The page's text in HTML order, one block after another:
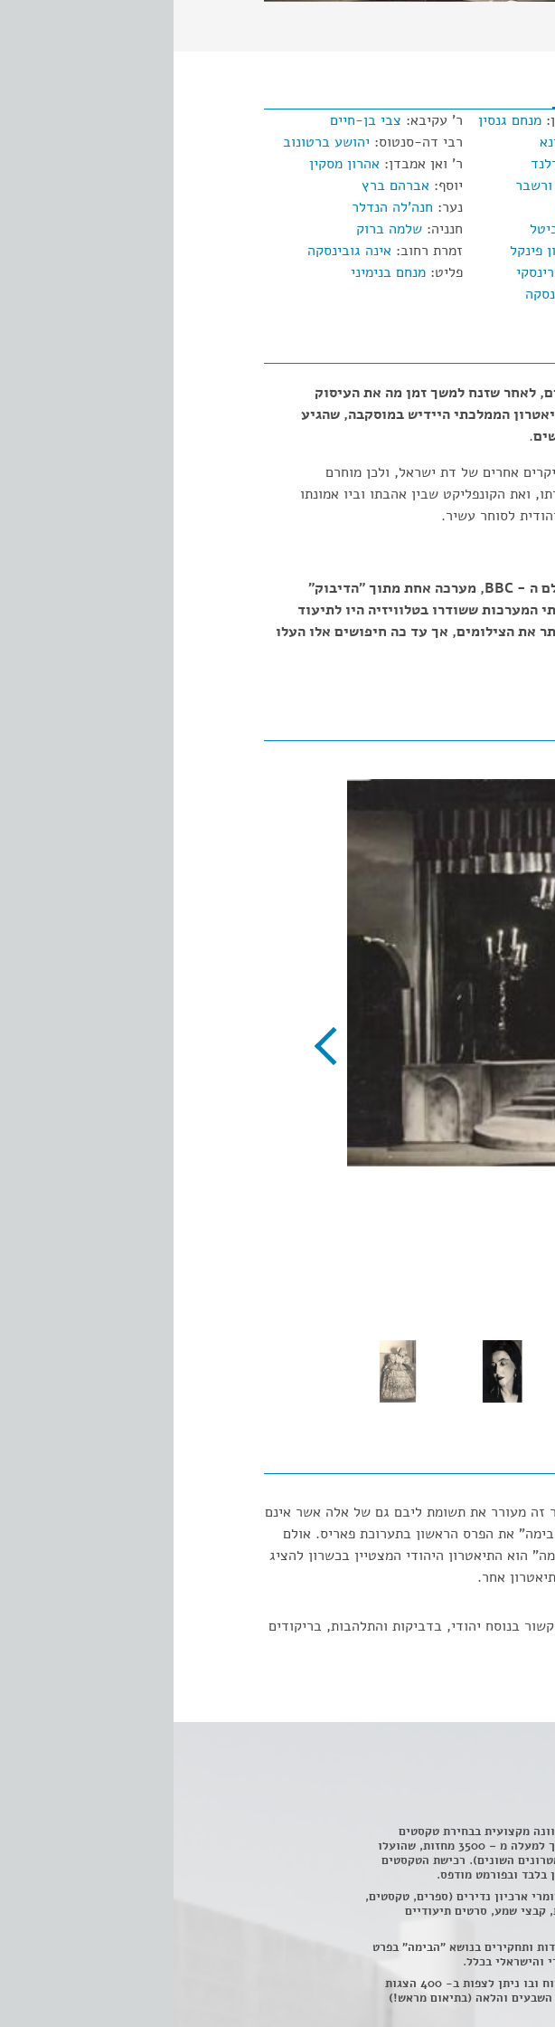
מנחם גנסין
ורשבר
פינקל
ר' עקיבא: צבי בן-חיים
רבי דה-סנטוס: יהושע ברטונוב
ר' ואן אמבדן: אהרון מסקין
יוסף: אברהם ברץ
נער: חנה'לה הנדלר
חנניה: שלמה ברוק
זמרת רחוב: אינה גובינסקה
פליט: מנחם בנימיני
לאחר שזנח למשך זמן מה את העיסוק
הממלכתי היידיש במוסקבה, שהגיע
.
אחרים של דת ישראל, ולכן מוחרם
ואת הקונפליקט שבין אהבתו וביו אמונתו
לסוחר עשיר.
בשנת 1938, עת שהתה "הבימה" בלונדון במסגרת מסע הופעות, צילם ה - BBC, מערכה אחת מתוך "הדיבוק"
ששודרו בטלוויזיה היו לתיעוד
את הצילומים, אך עד כה חיפושים אלו העלו
מעורר את תשומת ליבם גם של אלה אשר אינם
את הפרס הראשון בתערוכת פאריס. אולם
הוא התיאטרון היהודי המצטיין בכשרון להציג
אחר.
בנוסח יהודי, בדביקות והתלהבות, בריקודים
מקצועית בבחירת טקסטים
ומונולוגים (מתוך למעלה מ – 3500 מחזות, שהועלו
השונים). רכישת הטקסטים
בלבד ובפורמט מודפס.
ארכיון נדירים (ספרים, טקסטים,
קבצי שמע, סרטים תיעודיים
ותחקירים בנושא "הבימה" בפרט
והישראלי בכלל.
חדר הצפייה מרווח ובו ניתן לצפות ב- 400 הצגות
השבעים והלאה (בתיאום מראש!)